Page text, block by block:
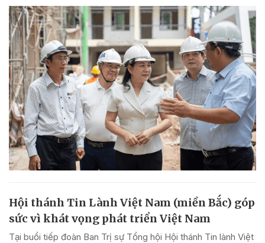
Hội thánh Tin Lành Việt Nam (miền Bắc) góp
sức vì khát vọng phát triển Việt Nam
Tại buổi tiếp đoàn Ban Trị sự Tổng hội Hội thánh Tin lành Việt